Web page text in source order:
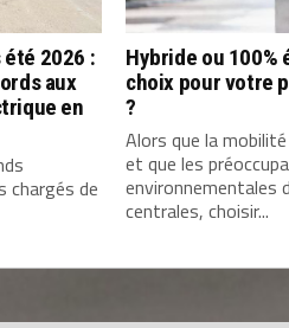
2026 :
aux
en
chargés de
Hybride ou
choix pour votre
?
Alors que la
et que les
environnementales
centrales, choisir...